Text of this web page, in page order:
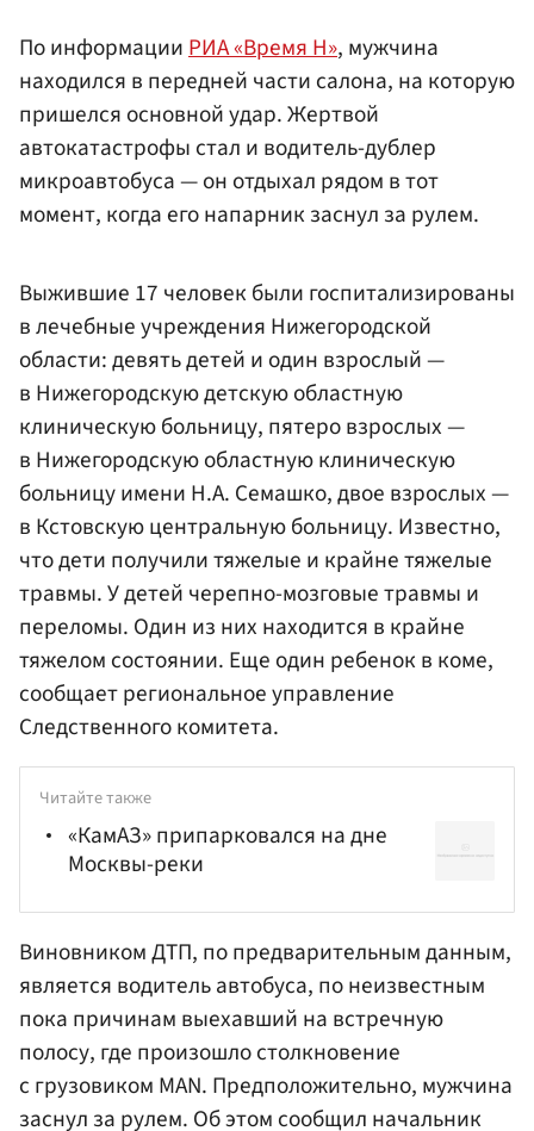
По информацииРИА «Время Н», мужчина
находился в передней части салона, на которую
пришелся основной удар. Жертвой
автокатастрофы стал и водитель-дублер
микроавтобуса — он отдыхал рядом в тот
момент, когда его напарник заснул за рулем.
Выжившие 17 человек были госпитализированы
в лечебные учреждения Нижегородской
области: девять детей и один взрослый —
в Нижегородскую детскую областную
клиническую больницу, пятеро взрослых —
в Нижегородскую областную клиническую
больницу имени Н.А. Семашко, двое взрослых —
в Кстовскую центральную больницу. Известно,
что дети получили тяжелые и крайне тяжелые
травмы. У детей черепно-мозговые травмы и
переломы. Один из них находится в крайне
тяжелом состоянии. Еще один ребенок в коме,
сообщает региональное управление
Следственного комитета.
Читайте также
«КамАЗ» припарковался на дне
Москвы-реки
Виновником ДТП, по предварительным данным,
является водитель автобуса, по неизвестным
пока причинам выехавший на встречную
полосу, где произошло столкновение
с грузовиком MAN. Предположительно, мужчина
заснул за рулем. Об этом сообщил начальник